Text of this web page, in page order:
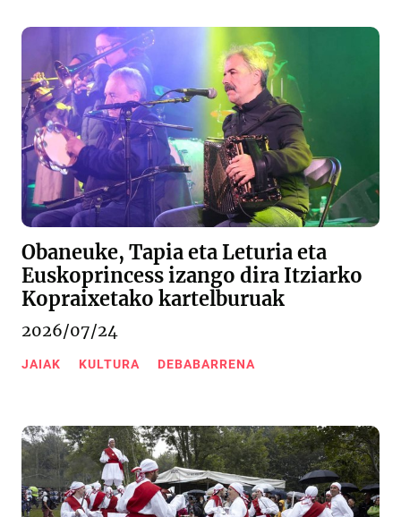
Obaneuke, Tapia eta Leturia eta
Euskoprincess izango dira Itziarko
Kopraixetako kartelburuak
2026/07/24
JAIAK KULTURA DEBABARRENA